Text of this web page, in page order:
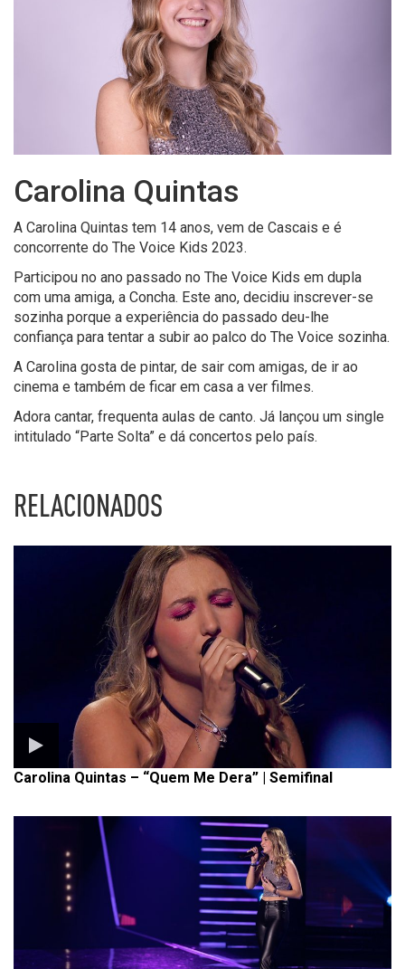
Carolina Quintas
A Carolina Quintas tem 14 anos, vem de Cascais e é
concorrente do The Voice Kids 2023.
Participou no ano passado no The Voice Kids em dupla
com uma amiga, a Concha. Este ano, decidiu inscrever-se
sozinha porque a experiência do passado deu-lhe
confiança para tentar a subir ao palco do The Voice sozinha.
A Carolina gosta de pintar, de sair com amigas, de ir ao
cinema e também de ficar em casa a ver filmes.
Adora cantar, frequenta aulas de canto. Já lançou um single
intitulado “Parte Solta” e dá concertos pelo país.
RELACIONADOS
Carolina Quintas – “Quem Me Dera” | Semifinal